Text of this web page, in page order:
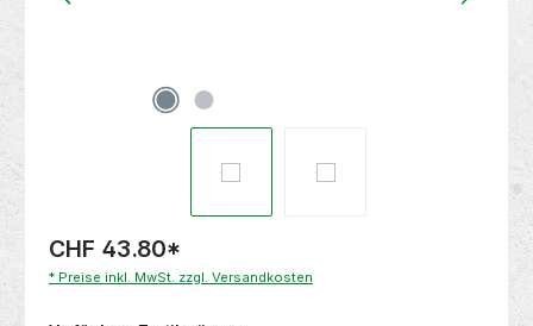
CHF 43.80*
* Preise inkl. MwSt. zzgl. Versandkosten